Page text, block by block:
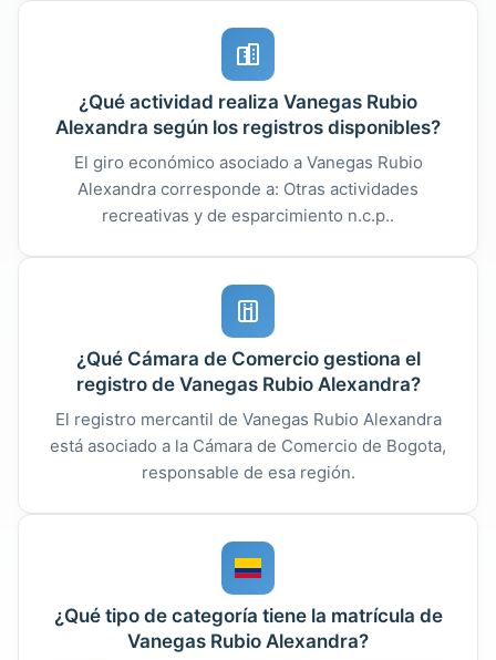
¿Qué actividad realiza Vanegas Rubio
Alexandra según los registros disponibles?
El giro económico asociado a Vanegas Rubio
Alexandra corresponde a: Otras actividades
recreativas y de esparcimiento n.c.p..
¿Qué Cámara de Comercio gestiona el
registro de Vanegas Rubio Alexandra?
El registro mercantil de Vanegas Rubio Alexandra
está asociado a la Cámara de Comercio de Bogota,
responsable de esa región.
¿Qué tipo de categoría tiene la matrícula de
Vanegas Rubio Alexandra?